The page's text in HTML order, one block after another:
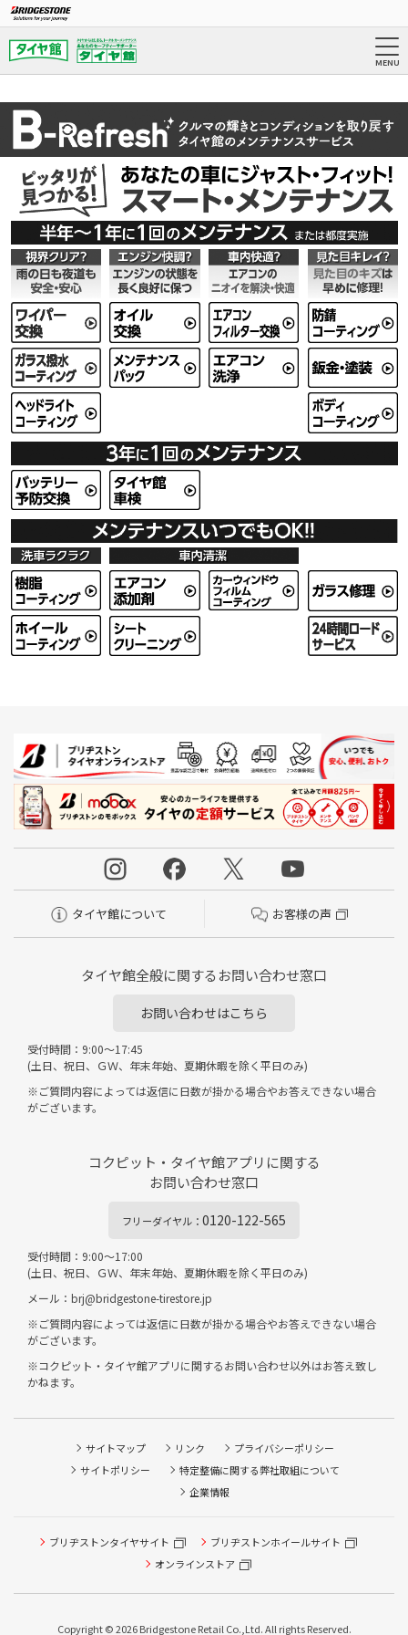
タイヤ館について お客様の声
タイヤ館全般に関するお問い合わせ窓口
お問い合わせはこちら
受付時間：9:00～17:45
(土日、祝日、ＧＷ、年末年始、夏期休暇を除く平日のみ)
※ご質問内容によっては返信に日数が掛かる場合やお答えできない場合
がございます。
コクピット・タイヤ館アプリに関する
お問い合わせ窓口
フリーダイヤル： 0120-122-565
受付時間：9:00～17:00
(土日、祝日、ＧＷ、年末年始、夏期休暇を除く平日のみ)
メール：brj@bridgestone-tirestore.jp
※ご質問内容によっては返信に日数が掛かる場合やお答えできない場合
がございます。
※コクピット・タイヤ館アプリに関するお問い合わせ以外はお答え致し
かねます。
サイトマップ リンク
プライバシーポリシー
サイトポリシー
特定整備に関する弊社取組について
企業情報
ブリヂストンタイヤサイト
ブリヂストンホイールサイト
オンラインストア
Copyright © 2026 Bridgestone Retail Co.,Ltd. All rights Reserved.